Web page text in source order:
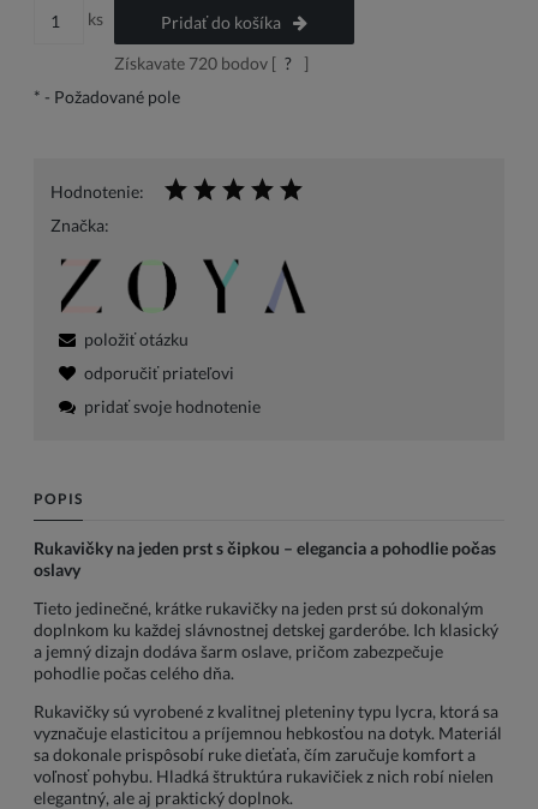
ks
Pridať do košíka
Získavate 720bodov [ ?
]
* - Požadované pole
Hodnotenie:
Značka:
položiť otázku
odporučiť priateľovi
pridať svoje hodnotenie
POPIS
Rukavičky na jeden prst s čipkou – elegancia a pohodlie počas
oslavy
Tieto jedinečné, krátke rukavičky na jeden prst sú dokonalým
doplnkom ku každej slávnostnej detskej garderóbe. Ich klasický
a jemný dizajn dodáva šarm oslave, pričom zabezpečuje
pohodlie počas celého dňa.
Rukavičky sú vyrobené z kvalitnej pleteniny typu lycra, ktorá sa
vyznačuje elasticitou a príjemnou hebkosťou na dotyk. Materiál
sa dokonale prispôsobí ruke dieťaťa, čím zaručuje komfort a
voľnosť pohybu. Hladká štruktúra rukavičiek z nich robí nielen
elegantný, ale aj praktický doplnok.